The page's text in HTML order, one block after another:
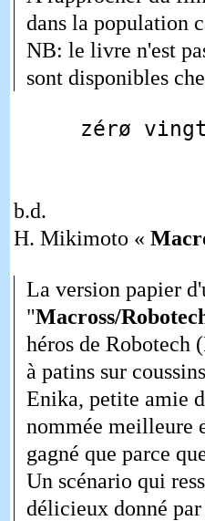
dans la population
NB: le livre n'est
sont disponibles
zérø
b.d.
H. Mikimoto «
La version papier
"Macross/
héros de Robotech
à patins sur
Enika, petite amie
nommée meilleure
gagné que parce
Un scénario qui
délicieux donné